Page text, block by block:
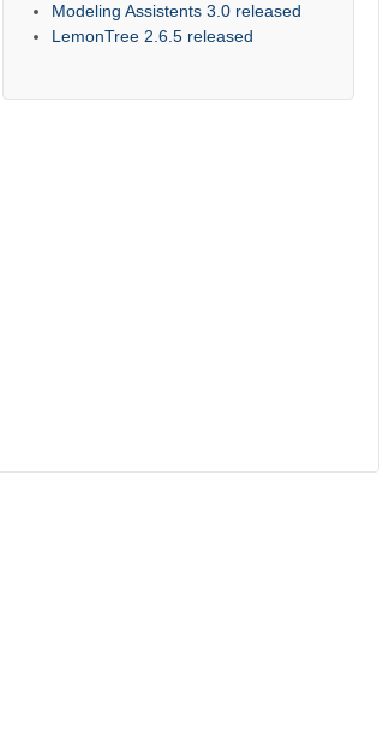
Modeling Assistents 3.0 released
LemonTree 2.6.5 released